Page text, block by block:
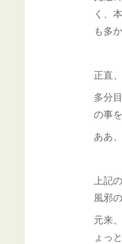
く、
も多
正直
多分
の事
ああ
上記
風邪
元来
ょっ